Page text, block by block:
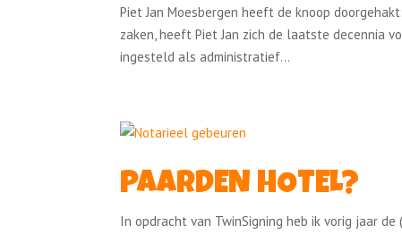
Piet Jan Moesbergen heeft de knoop
zaken, heeft Piet Jan zich de laatste decennia
ingesteld als administratief...
PAARDEN HOTEL?
In opdracht van TwinSigning heb ik vorig jaar